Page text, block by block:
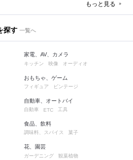
もっと見る
探す 一覧へ
家電、AV、カメラ
キッチン 映像 オーディオ
おもちゃ、ゲーム
フィギュア ビンテージ
自動車、オートバイ
自動車 ETC 工具
食品、飲料
調味料、スパイス 菓子
花、園芸
ガーデニング 観葉植物